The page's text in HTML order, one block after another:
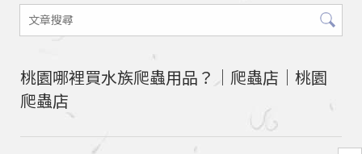
桃園哪裡買水族爬蟲用品？｜爬蟲店｜桃園
爬蟲店